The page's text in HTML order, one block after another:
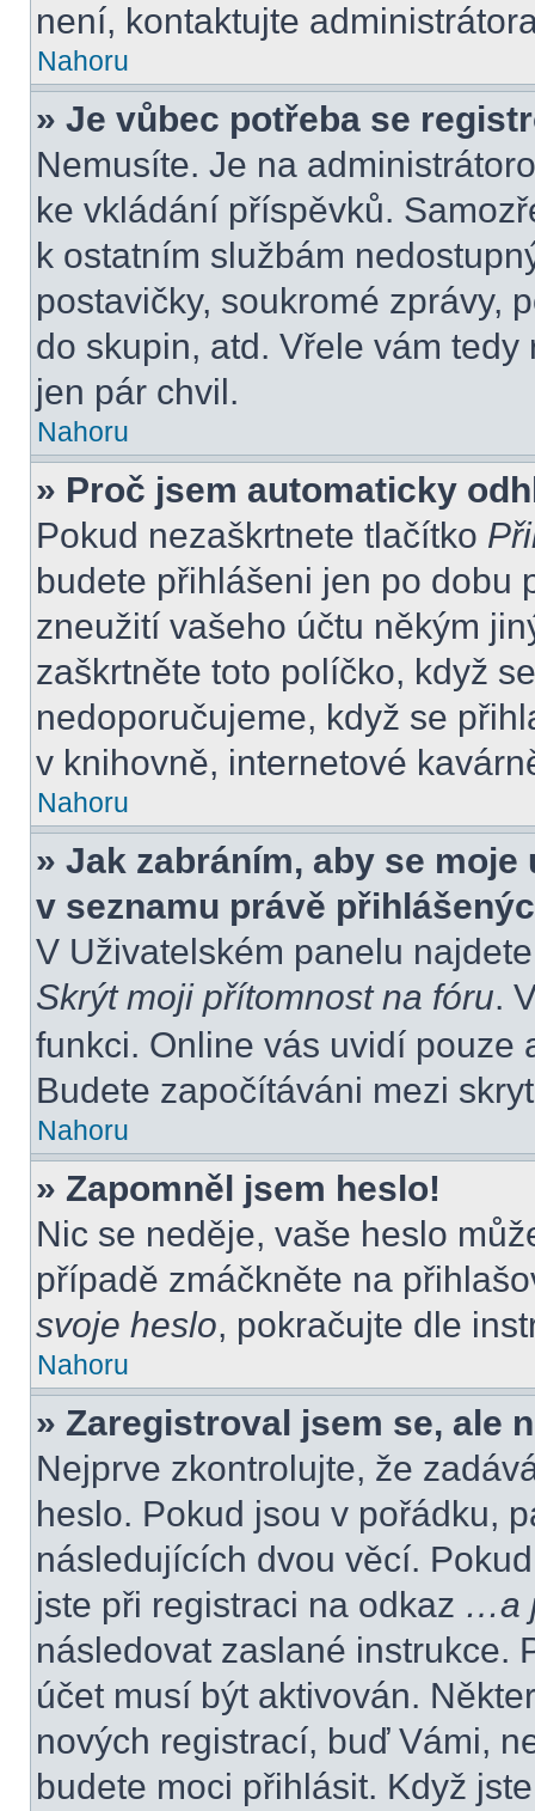
není, kontaktujte
Nahoru
» Je vůbec potřeba se
Nemusíte. Je na
ke vkládání příspěvků.
k ostatním službám
postavičky, soukromé zprávy,
do skupin, atd. Vřele vám
jen pár chvil.
Nahoru
» Proč jsem automaticky
Pokud nezaškrtnete tlačítko
budete přihlášeni jen po dobu
zneužití vašeho účtu někým
zaškrtněte toto políčko, když
nedoporučujeme, když se
v knihovně, internetové
Nahoru
» Jak zabráním, aby se
v seznamu právě
V Uživatelském panelu
Skrýt moji přítomnost na fóru.
funkci. Online vás uvidí pouze
Budete započítáváni mezi
Nahoru
» Zapomněl jsem heslo!
Nic se neděje, vaše heslo
případě zmáčkněte na
svoje heslo, pokračujte dle
Nahoru
» Zaregistroval jsem se, ale
Nejprve zkontrolujte, že
heslo. Pokud jsou v pořádku,
následujících dvou věcí.
jste při registraci na odkaz …a
následovat zaslané instrukce.
účet musí být aktivován.
nových registrací, buď Vámi,
budete moci přihlásit. Když